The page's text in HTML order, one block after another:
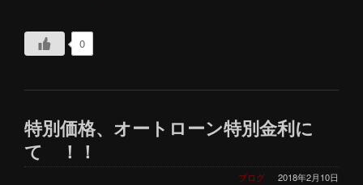
0
特別価格、オートローン特別金利に
て ！！
2018年2月10日
ブログ